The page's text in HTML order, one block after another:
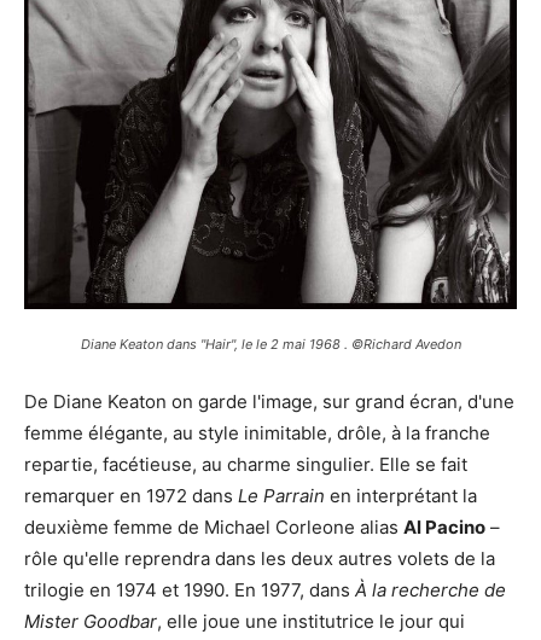
Diane Keaton dans "Hair", le le 2 mai 1968 . ©Richard Avedon
De Diane Keaton on garde l'image, sur grand écran, d'une
femme élégante, au style inimitable, drôle, à la franche
repartie, facétieuse, au charme singulier. Elle se fait
remarquer en 1972 dans Le Parrain en interprétant la
deuxième femme de Michael Corleone alias Al Pacino –
rôle qu'elle reprendra dans les deux autres volets de la
trilogie en 1974 et 1990. En 1977, dans À la recherche de
Mister Goodbar, elle joue une institutrice le jour qui